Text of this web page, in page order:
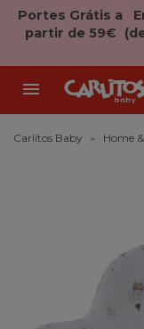
Portes Grátis a
partir de 59€

Carlitos Baby Home